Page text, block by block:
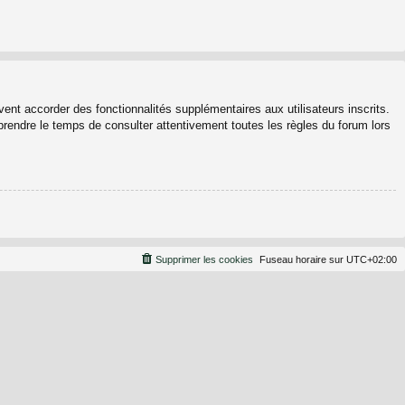
accorder des fonctionnalités supplémentaires aux utilisateurs inscrits.
le temps de consulter attentivement toutes les règles du forum lors
Fuseau horaire sur UTC+02:00
Supprimer les cookies